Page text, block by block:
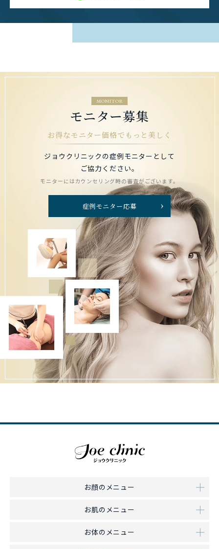
MONITOR
モニター募集
お得なモニター価格でもっと美しく
ジョウクリニックの症例モニターとして
ご協力ください。
モニターにはカウンセリング時の審査がございます。
症例モニター応募
お顔のメニュー
お肌のメニュー
お体のメニュー